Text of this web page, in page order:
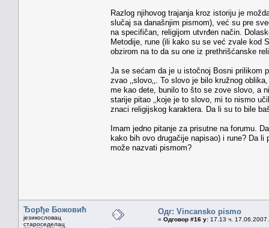
Razlog njihovog trajanja kroz istoriju je
slučaj sa današnjim pismom), već su pre
na specifičan, religijom utvrđen način.
Metodije, rune (ili kako su se već zvale kod
obzirom na to da su one iz prethrišćanske
Ja se sećam da je u istočnoj Bosni prilikom
zvao ‚‚slovo‚‚. To slovo je bilo kružnog
me kao dete, bunilo to što se zove slovo, a
starije pitao ‚‚koje je to slovo, mi to nismo
znaci religijskog karaktera. Da li su to bile
Imam jedno pitanje za prisutne na forumu.
kako bih ovo drugačije napisao) i rune? Da
može nazvati pismom?
Ђорђе Божовић
језикословац
староседелац
Одг: Vincansko pismo
« Одговор #16 у: 17.13 ч.